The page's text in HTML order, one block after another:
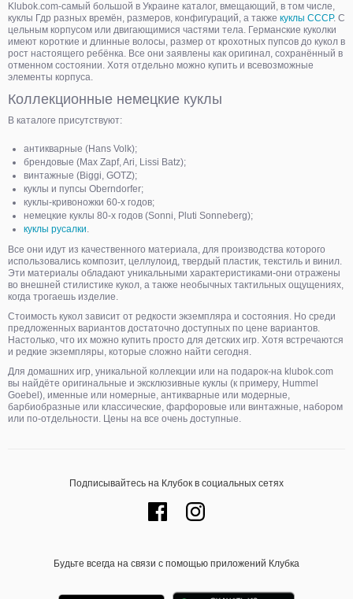
Klubok.com-самый большой в Украине каталог, вмещающий, в том числе,
куклы Гдр разных времён, размеров, конфигураций, а также куклы СССР. С
цельным корпусом или двигающимися частями тела. Германские куколки
имеют короткие и длинные волосы, размер от крохотных пупсов до кукол в
рост настоящего ребёнка. Все они заявлены как оригинал, сохранённый в
отменном состоянии. Хотя отдельно можно купить и всевозможные
элементы корпуса.
Коллекционные немецкие куклы
В каталоге присутствуют:
антикварные (Hans Volk);
брендовые (Max Zapf, Ari, Lissi Batz);
винтажные (Biggi, GOTZ);
куклы и пупсы Oberndorfer;
куклы-кривоножки 60-х годов;
немецкие куклы 80-х годов (Sonni, Pluti Sonneberg);
куклы русалки.
Все они идут из качественного материала, для производства которого
использовались композит, целлулоид, твердый пластик, текстиль и винил.
Эти материалы обладают уникальными характеристиками-они отражены
во внешней стилистике кукол, а также необычных тактильных ощущениях,
когда трогаешь изделие.
Стоимость кукол зависит от редкости экземпляра и состояния. Но среди
предложенных вариантов достаточно доступных по цене вариантов.
Настолько, что их можно купить просто для детских игр. Хотя встречаются
и редкие экземпляры, которые сложно найти сегодня.
Для домашних игр, уникальной коллекции или на подарок-на klubok.com
вы найдёте оригинальные и эксклюзивные куклы (к примеру, Hummel
Goebel), именные или номерные, антикварные или модерные,
барбиобразные или классические, фарфоровые или винтажные, набором
или по-отдельности. Цены на все очень доступные.
Подписывайтесь на Клубок в социальных сетях
Будьте всегда на связи с помощью приложений Клубка